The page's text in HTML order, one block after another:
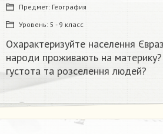
Предмет: География
Уровень: 5 - 9 класс
Охарактеризуйте населення
народи проживають на
густота та розселення людей?​